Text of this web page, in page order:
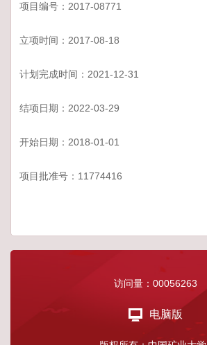
项目编号：2017-08771
立项时间：2017-08-18
计划完成时间：2021-12-31
结项日期：2022-03-29
开始日期：2018-01-01
项目批准号：11774416
访问量： 00056263
电脑版